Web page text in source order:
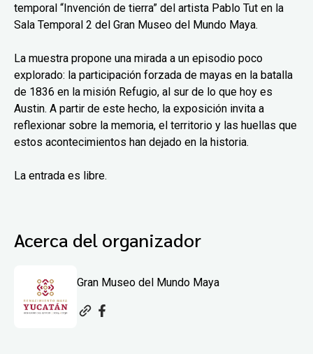
temporal “Invención de tierra” del artista Pablo Tut en la
Sala Temporal 2 del Gran Museo del Mundo Maya.
La muestra propone una mirada a un episodio poco
explorado: la participación forzada de mayas en la batalla
de 1836 en la misión Refugio, al sur de lo que hoy es
Austin. A partir de este hecho, la exposición invita a
reflexionar sobre la memoria, el territorio y las huellas que
estos acontecimientos han dejado en la historia.
La entrada es libre.
Acerca del organizador
Gran Museo del Mundo Maya